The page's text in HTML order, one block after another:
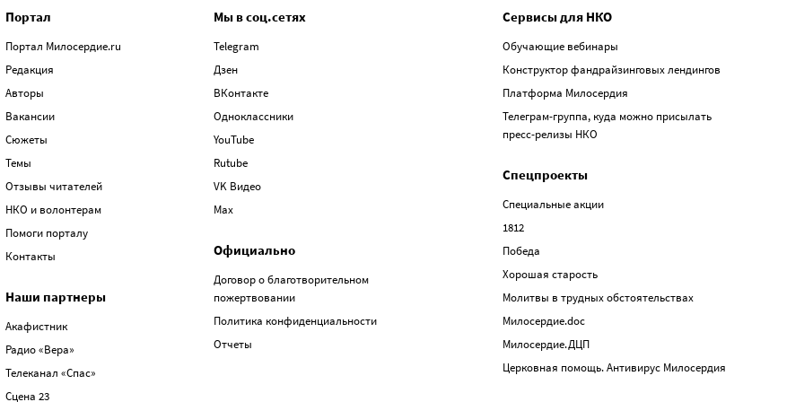
Портал
Портал Милосердие.ru
Редакция
Авторы
Вакансии
Сюжеты
Темы
Отзывы читателей
НКО и волонтерам
Помоги порталу
Контакты
Наши партнеры
Акафистник
Радио «Вера»
Телеканал «Спас»
Сцена 23
Мы в соц.сетях
Telegram
Дзен
ВКонтакте
Одноклассники
YouTube
Rutube
VK Видео
Max
Официально
Договор о благотворительном
пожертвовании
Политика конфиденциальности
Отчеты
Сервисы для НКО
Обучающие вебинары
Конструктор фандрайзинговых лендингов
Платформа Милосердия
Телеграм-группа, куда можно присылать
пресс-релизы НКО
Спецпроекты
Специальные акции
1812
Победа
Хорошая старость
Молитвы в трудных обстоятельствах
Милосердие.doc
Милосердие.ДЦП
Церковная помощь. Антивирус Милосердия